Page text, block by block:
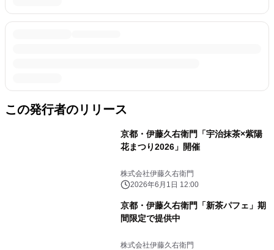
この発行者のリリース
京都・伊藤久右衛門「宇治抹茶×紫陽
花まつり2026」開催
株式会社伊藤久右衛門
2026年6月1日 12:00
京都・伊藤久右衛門「新茶パフェ」期
間限定で提供中
株式会社伊藤久右衛門